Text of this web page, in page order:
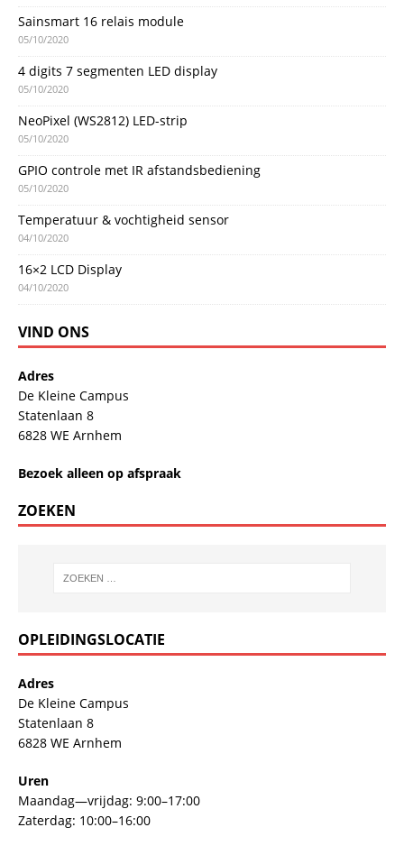
Sainsmart 16 relais module
05/10/2020
4 digits 7 segmenten LED display
05/10/2020
NeoPixel (WS2812) LED-strip
05/10/2020
GPIO controle met IR afstandsbediening
05/10/2020
Temperatuur & vochtigheid sensor
04/10/2020
16×2 LCD Display
04/10/2020
VIND ONS
Adres
De Kleine Campus
Statenlaan 8
6828 WE Arnhem
Bezoek alleen op afspraak
ZOEKEN
OPLEIDINGSLOCATIE
Adres
De Kleine Campus
Statenlaan 8
6828 WE Arnhem
Uren
Maandag—vrijdag: 9:00–17:00
Zaterdag: 10:00–16:00